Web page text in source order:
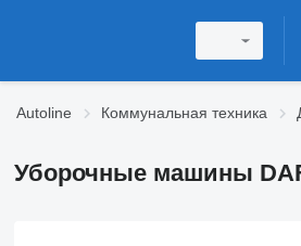
Autoline Коммунальная техника
Уборочные машины